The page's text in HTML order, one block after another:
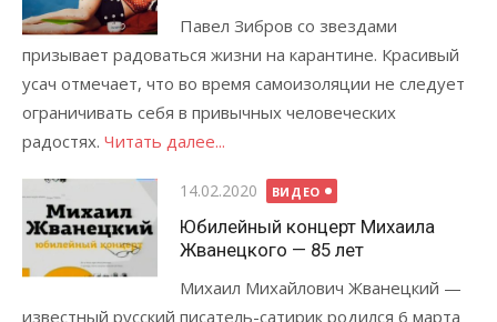
Павел Зибров со звездами
призывает радоваться жизни на карантине. Красивый
усач отмечает, что во время самоизоляции не следует
ограничивать себя в привычных человеческих
радостях. Читать далее...
Опубликовано
14.02.2020 ВИДЕО
Юбилейный концерт Михаила
Жванецкого — 85 лет
Михаил Михайлович Жванецкий —
известный русский писатель-сатирик родился 6 марта